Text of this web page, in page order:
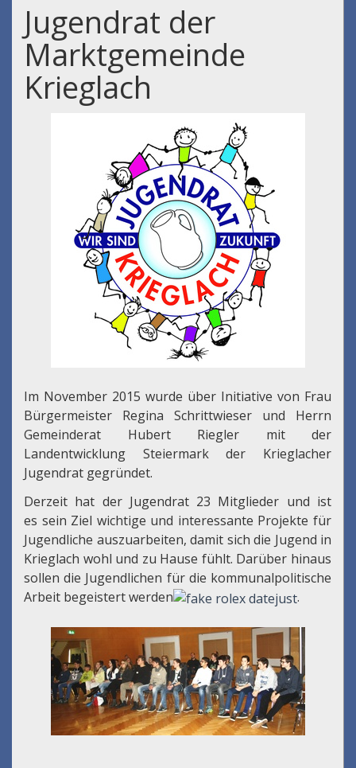
Jugendrat der
Marktgemeinde
Krieglach
Im November 2015 wurde über Initiative von Frau
Bürgermeister Regina Schrittwieser und Herrn
Gemeinderat Hubert Riegler mit der
Landentwicklung Steiermark der Krieglacher
Jugendrat gegründet.
Derzeit hat der Jugendrat 23 Mitglieder und ist
es sein Ziel wichtige und interessante Projekte für
Jugendliche auszuarbeiten, damit sich die Jugend in
Krieglach wohl und zu Hause fühlt. Darüber hinaus
sollen die Jugendlichen für die kommunalpolitische
Arbeit begeistert werden
.